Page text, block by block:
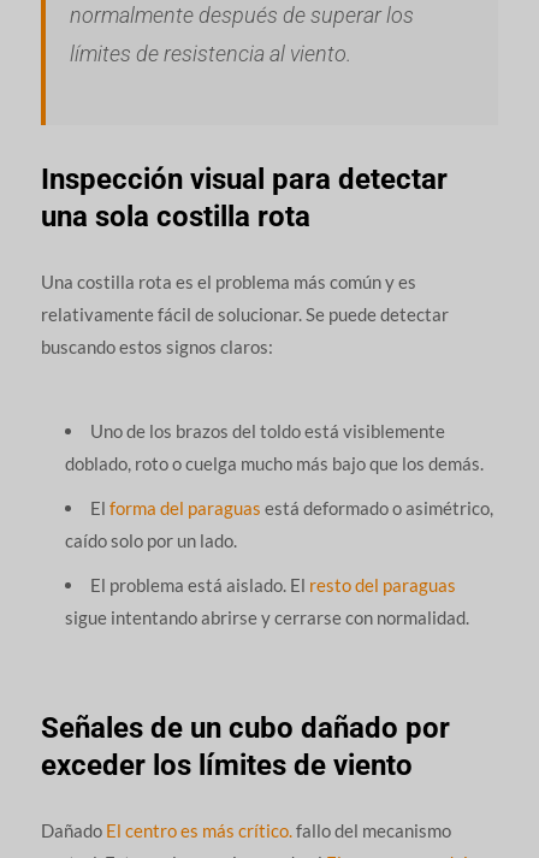
normalmente después de superar los
límites de resistencia al viento.
Inspección visual para detectar
una sola costilla rota
Una costilla rota es el problema más común y es
relativamente fácil de solucionar. Se puede detectar
buscando estos signos claros:
Uno de los brazos del toldo está visiblemente
doblado, roto o cuelga mucho más bajo que los demás.
El forma del paraguas está deformado o asimétrico,
caído solo por un lado.
El problema está aislado. El resto del paraguas
sigue intentando abrirse y cerrarse con normalidad.
Señales de un cubo dañado por
exceder los límites de viento
Dañado El centro es más crítico.fallo del mecanismo